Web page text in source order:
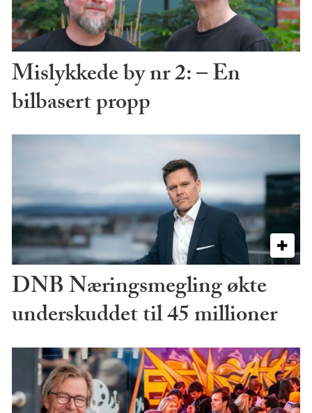
Mislykkede by nr 2: – En
bilbasert propp
DNB Næringsmegling økte
underskuddet til 45 millioner